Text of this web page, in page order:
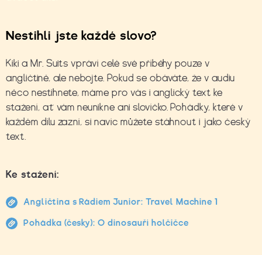
Nestihli jste každé slovo?
Kiki a Mr. Suits vpráví celé své příběhy pouze v
angličtině, ale nebojte. Pokud se obáváte, že v audiu
něco nestihnete, máme pro vás i anglický text ke
stažení, ať vám neunikne ani slovíčko. Pohádky, které v
každém dílu zazní, si navíc můžete stáhnout i jako český
text.
Ke stažení:
Angličtina s Rádiem Junior: Travel Machine 1
Pohádka (česky): O dinosauří holčičce